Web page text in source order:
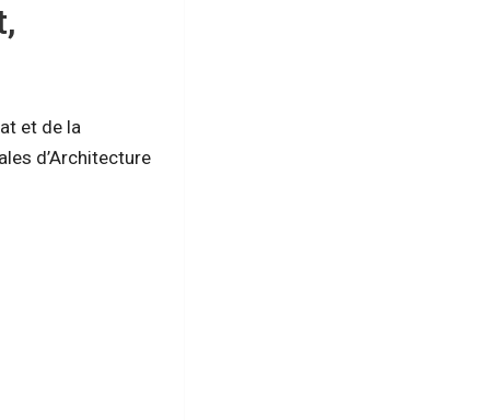
et de la
d’Architecture